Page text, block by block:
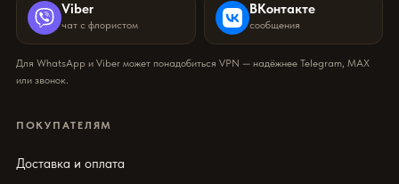
Viber
чат с флористом
ВКонтакте
сообщения
Для WhatsApp и Viber может понадобиться VPN — надёжнее Telegram, MAX
или звонок.
ПОКУПАТЕЛЯМ
Доставка и оплата